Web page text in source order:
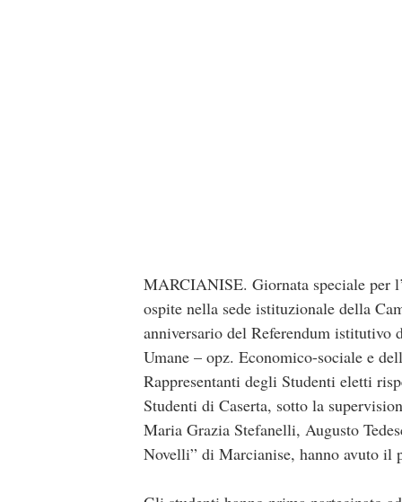
MARCIANISE. Giornata speciale per
ospite nella sede istituzionale della
anniversario del Referendum
Umane – opz. Economico-sociale e
Rappresentanti degli Studenti eletti
Studenti di Caserta, sotto la
Maria Grazia Stefanelli, Augusto
Novelli” di Marcianise, hanno avuto